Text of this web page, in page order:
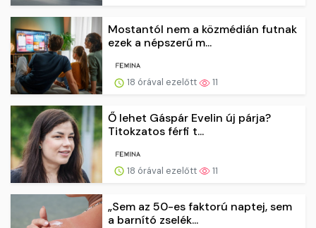
Mostantól nem a közmédián futnak
ezek a népszerű m...
18 órával ezelőtt 11
Ő lehet Gáspár Evelin új párja?
Titokzatos férfi t...
18 órával ezelőtt 11
„Sem az 50-es faktorú naptej, sem
a barnító zselék...